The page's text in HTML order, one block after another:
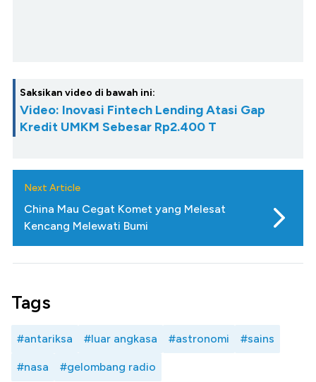
Saksikan video di bawah ini:
Video: Inovasi Fintech Lending Atasi Gap
Kredit UMKM Sebesar Rp2.400 T
Next Article
China Mau Cegat Komet yang Melesat
Kencang Melewati Bumi
Tags
#antariksa #luar angkasa #astronomi #sains
#nasa #gelombang radio